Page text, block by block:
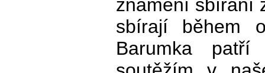
znamení sbírání
sbírají během
Barumka